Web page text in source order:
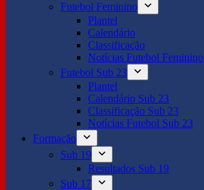
Futebol Feminino
Plantel
Calendário
Classificação
Notícias Futebol Feminino
Futebol Sub 23
Plantel
Calendário Sub 23
Classificação Sub 23
Notícias Futebol Sub 23
Formação
Sub 19
Resultados Sub 19
Sub 17